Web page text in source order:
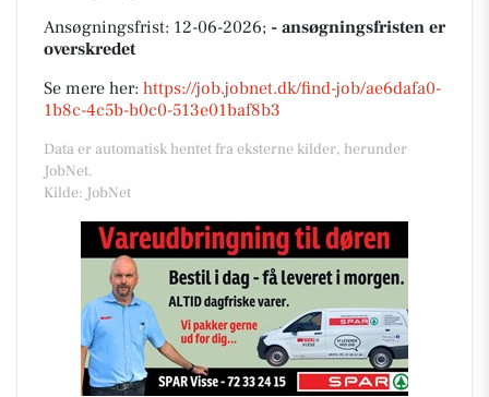
Ansøgningsfrist: 12-06-2026; - ansøgningsfristen er
overskredet
Se mere her: https://job.jobnet.dk/find-job/ae6dafa0-
1b8c-4c5b-b0c0-513e01baf8b3
Data er automatisk hentet fra eksterne kilder, herunder
JobNet.
Kilde: JobNet